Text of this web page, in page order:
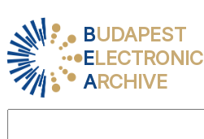
BUDAPEST
ELECTRONIC
ARCHIVE